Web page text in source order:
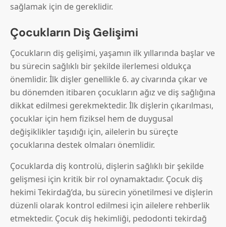
sağlamak için de gereklidir.
Çocukların Diş Gelişimi
Çocukların diş gelişimi, yaşamın ilk yıllarında başlar ve
bu sürecin sağlıklı bir şekilde ilerlemesi oldukça
önemlidir. İlk dişler genellikle 6. ay civarında çıkar ve
bu dönemden itibaren çocukların ağız ve diş sağlığına
dikkat edilmesi gerekmektedir. İlk dişlerin çıkarılması,
çocuklar için hem fiziksel hem de duygusal
değişiklikler taşıdığı için, ailelerin bu süreçte
çocuklarına destek olmaları önemlidir.
Çocuklarda diş kontrolü, dişlerin sağlıklı bir şekilde
gelişmesi için kritik bir rol oynamaktadır. Çocuk diş
hekimi Tekirdağ’da, bu sürecin yönetilmesi ve dişlerin
düzenli olarak kontrol edilmesi için ailelere rehberlik
etmektedir. Çocuk diş hekimliği, pedodonti tekirdağ